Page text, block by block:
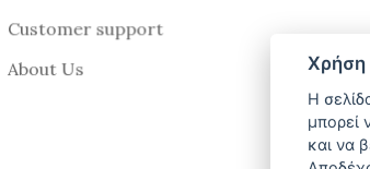
Customer support
About Us
Χρήση
Η
μπορεί
και να